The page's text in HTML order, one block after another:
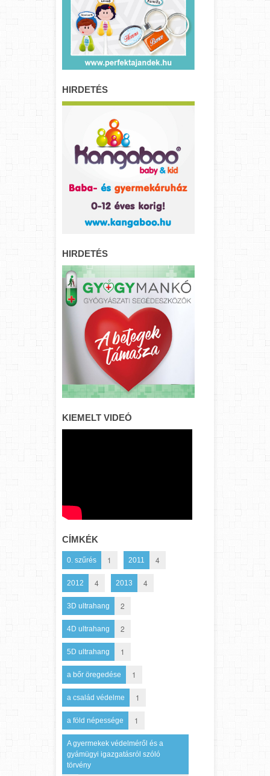
HIRDETÉS
HIRDETÉS
KIEMELT VIDEÓ
CÍMKÉK
0. szűrés 1 2011 4
2012 4 2013 4
3D ultrahang 2
4D ultrahang 2
5D ultrahang 1
a bőr öregedése 1
a család védelme 1
a föld népessége 1
A gyermekek védelméről és a
gyámügyi igazgatásról szóló
törvény